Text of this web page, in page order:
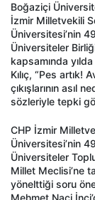
Boğaziçi
İzmir Milletvekili
Üniversitesi’nin
Üniversiteler
kapsamında
Kılıç, “Pes artık!
çıkışlarının asıl
sözleriyle tepki
CHP İzmir
Üniversitesi’nin
Üniversiteler
Millet Meclisi’ne
yönelttiği soru